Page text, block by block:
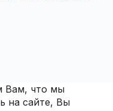
Вам, что мы
на сайте, Вы